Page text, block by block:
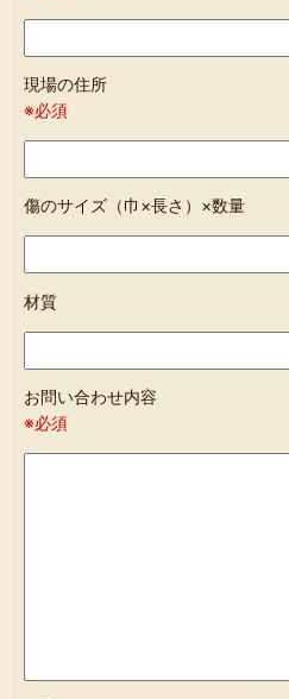
現場の住所
※必須
傷のサイズ（巾×長さ）×数量
材質
お問い合わせ内容
※必須